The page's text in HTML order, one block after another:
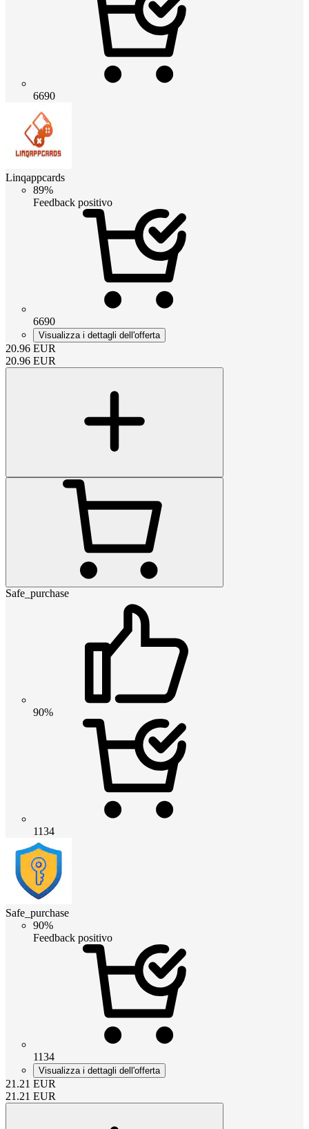
6690
Linqappcards
89%
Feedback positivo
6690
Visualizza i dettagli dell'offerta
20.96 EUR
20.96 EUR
Safe_purchase
90%
1134
Safe_purchase
90%
Feedback positivo
1134
Visualizza i dettagli dell'offerta
21.21 EUR
21.21 EUR